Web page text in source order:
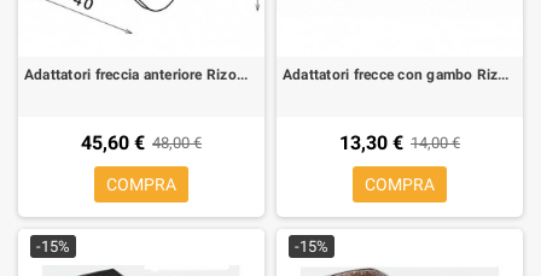
Adattatori freccia anteriore Rizoma universali (1 kit per 2 frecce)
45,60 € 48,00 €
COMPRA
Adattatori frecce con gambo Rizoma per Triumph, Ducati Monster 821 (1 kit per 2 frecce)
13,30 € 14,00 €
COMPRA
-15% -15%